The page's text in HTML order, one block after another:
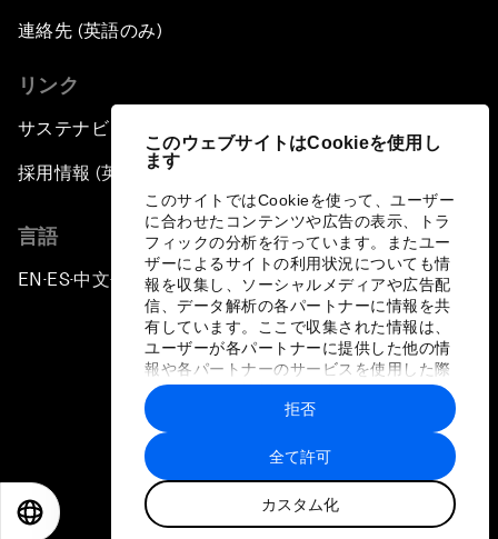
このウェブサイトはCookieを使用し
ます
このサイトではCookieを使って、ユーザー
に合わせたコンテンツや広告の表示、トラ
フィックの分析を行っています。またユー
ザーによるサイトの利用状況についても情
報を収集し、ソーシャルメディアや広告配
信、データ解析の各パートナーに情報を共
有しています。ここで収集された情報は、
ユーザーが各パートナーに提供した他の情
報や各パートナーのサービスを使用した際
に収集された情報と組み合わされ、各パー
トナーによって使用されることがありま
す。
全て許可
カスタム化
拒否
連絡先 (英語のみ)
リンク
サステナビリティへの取り組み
採用情報 (英語のみ)
言語
EN ▪ES▪中文▪ 日本語
プライバシーポリシーと利用規約
サイトマップ
©
世界経済フォーラム